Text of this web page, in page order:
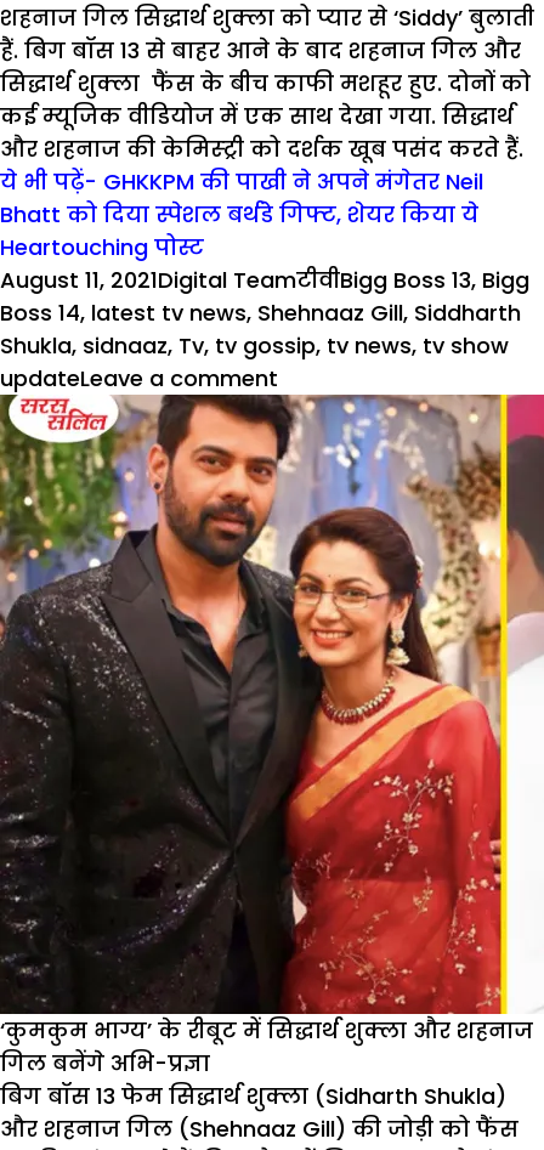
शहनाज गिल सिद्धार्थ शुक्ला को प्यार से ‘Siddy’ बुलाती
हैं. बिग बॉस 13 से बाहर आने के बाद शहनाज गिल और
सिद्धार्थ शुक्ला फैंस के बीच काफी मशहूर हुए. दोनों को
कई म्यूजिक वीडियोज में एक साथ देखा गया. सिद्धार्थ
और शहनाज की केमिस्ट्री को दर्शक खूब पसंद करते हैं.
ये भी पढ़ें- GHKKPM की पाखी ने अपने मंगेतर Neil
Bhatt को दिया स्पेशल बर्थडे गिफ्ट, शेयर किया ये
Heartouching पोस्ट
Posted
on
August 11, 2021Author
Digital TeamCategories
टीवीTags
Bigg Boss 13, Bigg
Boss 14, latest tv news, Shehnaaz Gill, Siddharth
Shukla, sidnaaz, Tv, tv gossip, tv news, tv show
updateLeave a comment
Shehnaaz
Gill
ने
सिद्धार्थ
शुक्ला
संग
रिलेशनशिप
पर
तोड़ी
चुप्पी,
कहीं
बात
‘कुमकुम भाग्य’ के रीबूट में सिद्धार्थ शुक्ला और शहनाज
गिल बनेंगे अभि-प्रज्ञा
बिग बॉस 13 फेम सिद्धार्थ शुक्ला (Sidharth Shukla)
और शहनाज गिल (Shehnaaz Gill) की जोड़ी को फैंस